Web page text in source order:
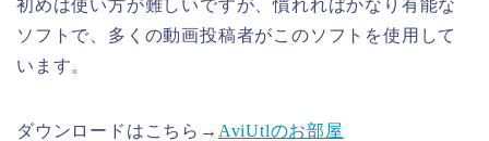
初めは使い方が難しいですが、慣れればかなり有能な
ソフトで、多くの動画投稿者がこのソフトを使用して
います。
ダウンロードはこちら→ AviUtlのお部屋